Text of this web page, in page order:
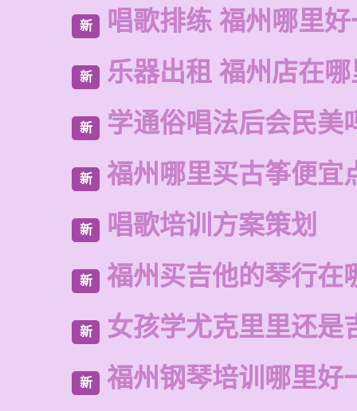
新 唱歌排练 福州哪里
新 乐器出租 福州店在
新 学通俗唱法后会民美
新 福州哪里买古筝便宜
新 唱歌培训方案策划
新 福州买吉他的琴行在
新 女孩学尤克里里还是
新 福州钢琴培训哪里好